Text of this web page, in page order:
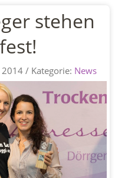
stehen
fest!
/ Kategorie: News